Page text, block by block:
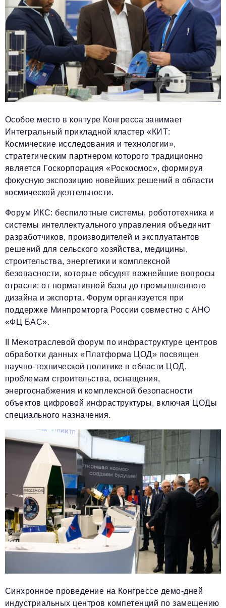
Особое место в контуре Конгресса занимает
Интегральный прикладной кластер «КИТ:
Космические исследования и технологии»,
стратегическим партнером которого традиционно
является Госкорпорация «Роскосмос», формируя
фокусную экспозицию новейших решений в области
космической деятельности.
Форум ИКС: беспилотные системы, робототехника и
системы интеллектуального управления объединит
разработчиков, производителей и эксплуатантов
решений для сельского хозяйства, медицины,
строительства, энергетики и комплексной
безопасности, которые обсудят важнейшие вопросы
отрасли: от нормативной базы до промышленного
дизайна и экспорта. Форум организуется при
поддержке Минпромторга России совместно с АНО
«ФЦ БАС».
II Межотраслевой форум по инфраструктуре центров
обработки данных «Платформа ЦОД» посвящен
научно-технической политике в области ЦОД,
проблемам строительства, оснащения,
энергоснабжения и комплексной безопасности
объектов цифровой инфраструктуры, включая ЦОДы
специального назначения.
Синхронное проведение на Конгрессе демо-дней
индустриальных центров компетенций по замещению